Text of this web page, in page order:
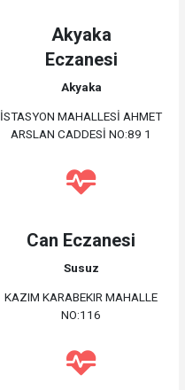
Akyaka
Eczanesi
Akyaka
İSTASYON MAHALLESİ AHMET
ARSLAN CADDESİ NO:89 1
Can Eczanesi
Susuz
KAZIM KARABEKIR MAHALLE
NO:116